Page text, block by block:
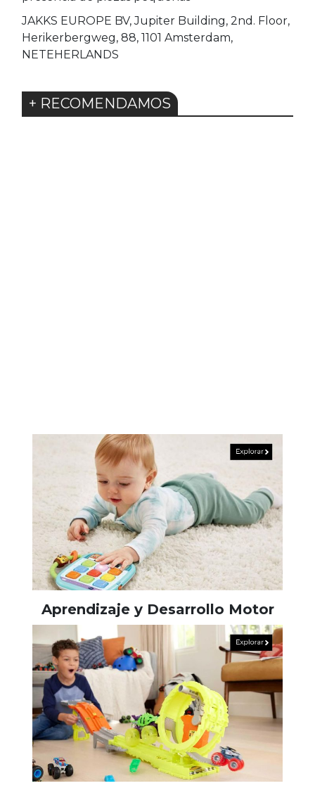
JAKKS EUROPE BV, Jupiter Building, 2nd. Floor,
Herikerbergweg, 88, 1101 Amsterdam,
NETEHERLANDS
+ RECOMENDAMOS
Aprendizaje y Desarrollo Motor